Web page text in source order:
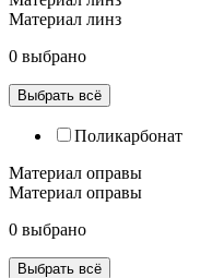
Материал линз
0 выбрано
Выбрать всё
Поликарбонат
Материал оправы
Материал оправы
0 выбрано
Выбрать всё